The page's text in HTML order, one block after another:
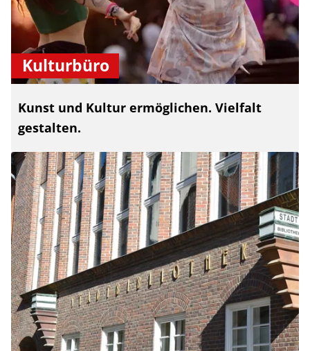
Kulturbüro
Kunst und Kultur ermöglichen. Vielfalt
gestalten.